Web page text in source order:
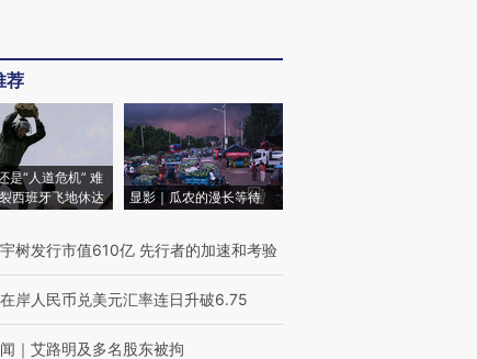
荐
是“人道危机” 难
西班牙飞地休达
显影｜瓜农的漫长等待
宇树发行市值610亿 先行者的加速和考验
在岸人民币兑美元汇率连日升破6.75
｜ 艾路明及多名股东被拘